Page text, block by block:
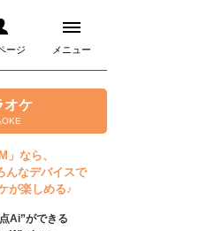
ージ メニュー
オケ
」なら、
んなデバイスで
が楽しめる♪
Ai”ができる